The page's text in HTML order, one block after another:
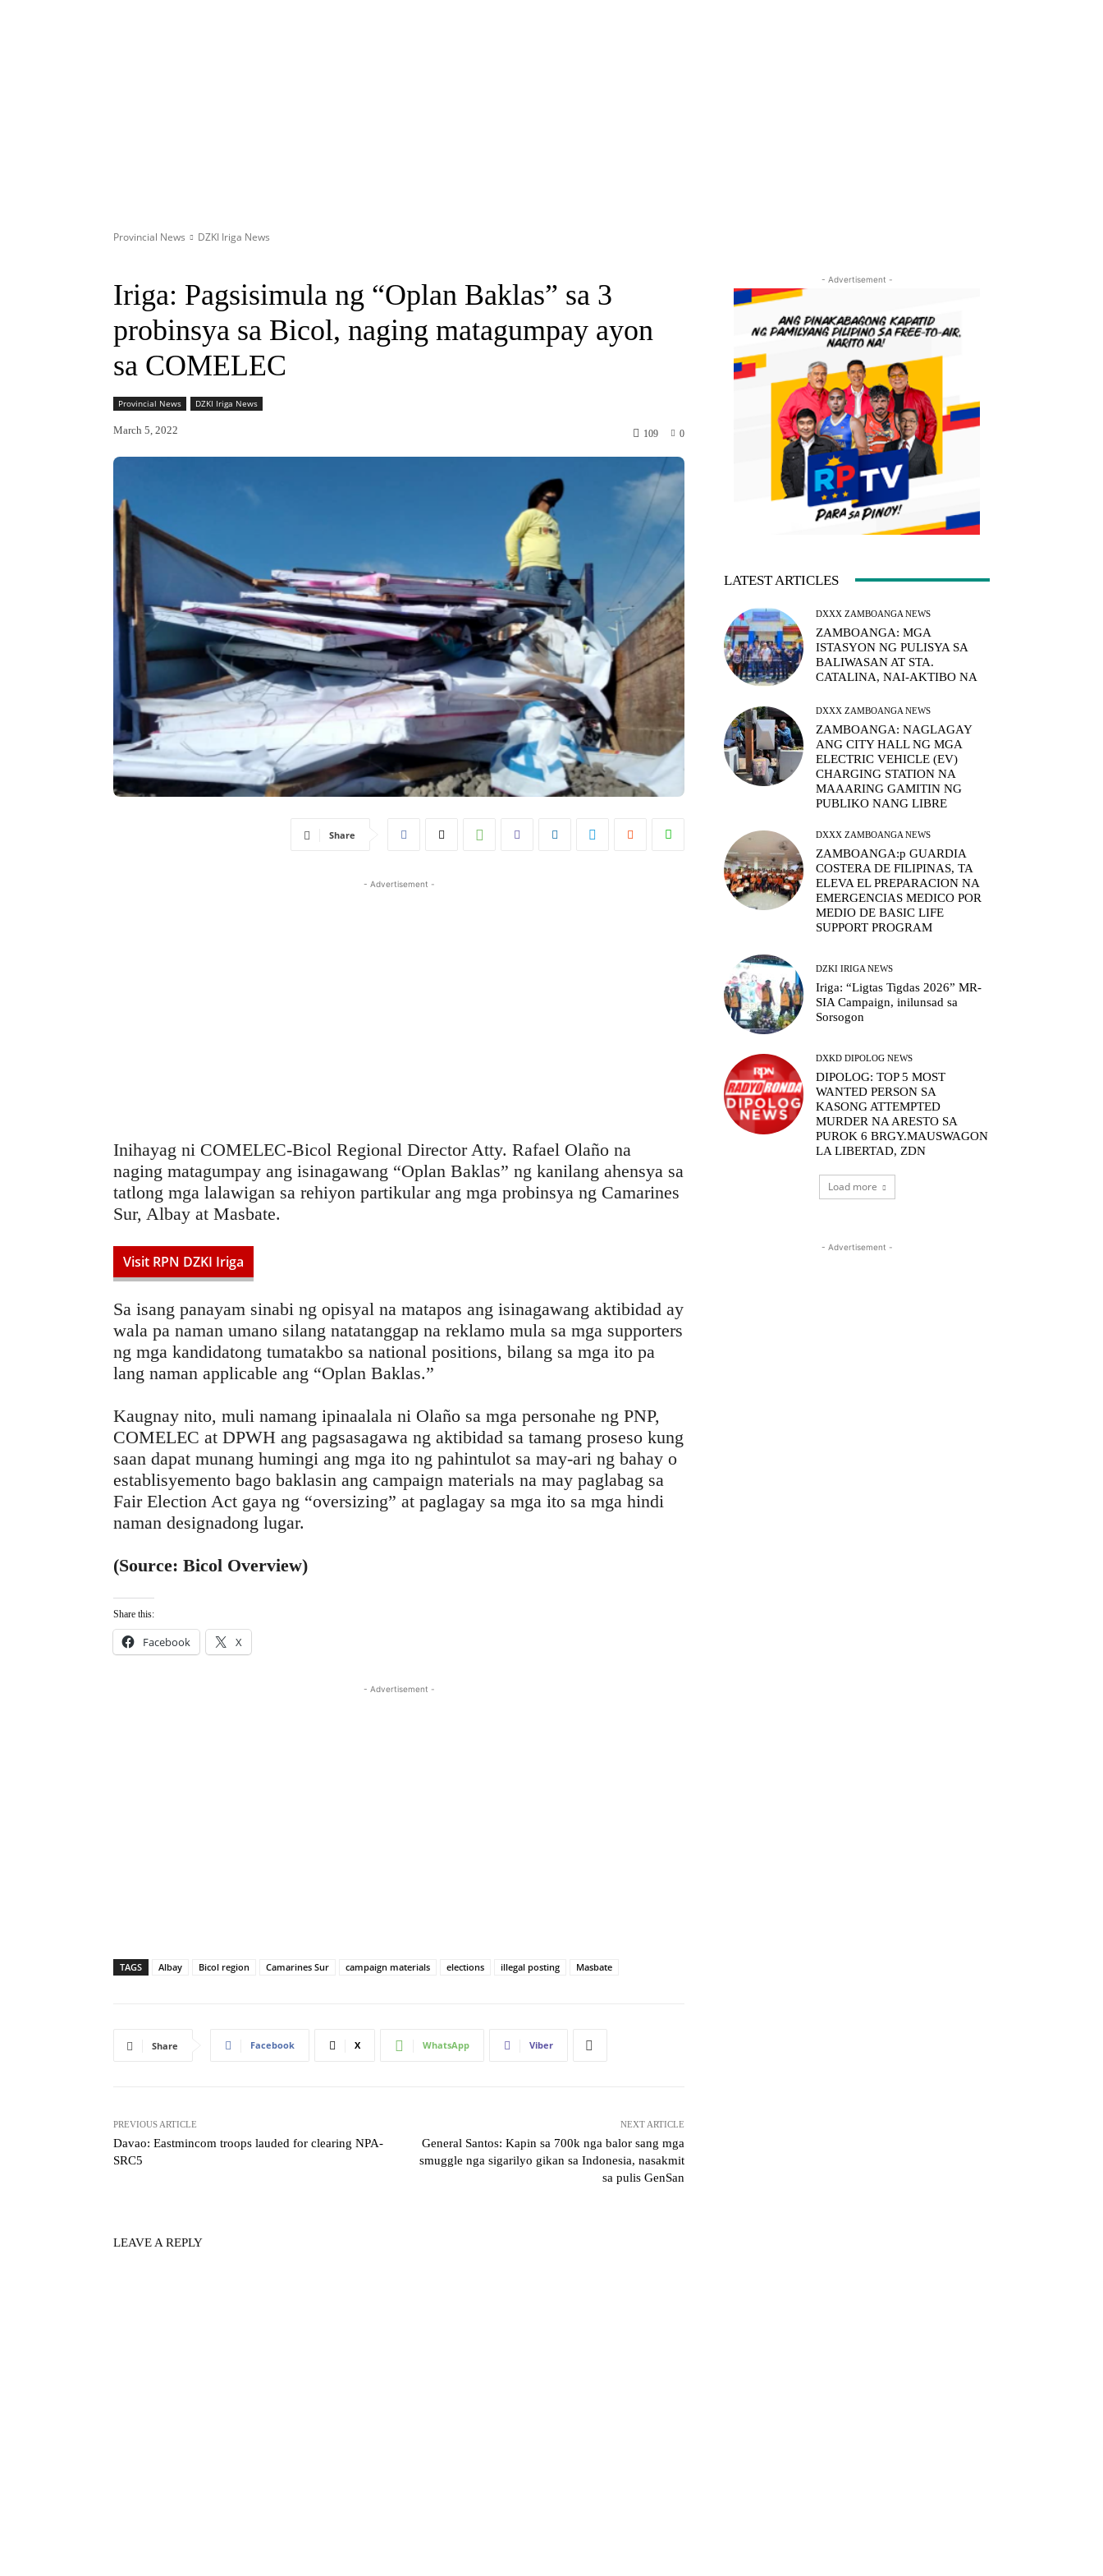
Provincial News DZKI Iriga News
Iriga: Pagsisimula ng “Oplan Baklas” sa 3
probinsya sa Bicol, naging matagumpay ayon
sa COMELEC
Provincial News DZKI Iriga News
March 5, 2022 0
109
Share
- Advertisement -
Inihayag ni COMELEC-Bicol Regional Director Atty. Rafael Olaño na
naging matagumpay ang isinagawang “Oplan Baklas” ng kanilang ahensya sa
tatlong mga lalawigan sa rehiyon partikular ang mga probinsya ng Camarines
Sur, Albay at Masbate.
Visit RPN DZKI Iriga
Sa isang panayam sinabi ng opisyal na matapos ang isinagawang aktibidad ay
wala pa naman umano silang natatanggap na reklamo mula sa mga supporters
ng mga kandidatong tumatakbo sa national positions, bilang sa mga ito pa
lang naman applicable ang “Oplan Baklas.”
Kaugnay nito, muli namang ipinaalala ni Olaño sa mga personahe ng PNP,
COMELEC at DPWH ang pagsasagawa ng aktibidad sa tamang proseso kung
saan dapat munang humingi ang mga ito ng pahintulot sa may-ari ng bahay o
establisyemento bago baklasin ang campaign materials na may paglabag sa
Fair Election Act gaya ng “oversizing” at paglagay sa mga ito sa mga hindi
naman designadong lugar.
(Source: Bicol Overview)
Share this:
Facebook X
- Advertisement -
TAGS Albay Bicol region Camarines Sur campaign materials elections illegal posting Masbate
Share Facebook X WhatsApp Viber
PREVIOUS ARTICLE
Davao: Eastmincom troops lauded for clearing NPA-
SRC5
NEXT ARTICLE
General Santos: Kapin sa 700k nga balor sang mga
smuggle nga sigarilyo gikan sa Indonesia, nasakmit
sa pulis GenSan
LEAVE A REPLY
- Advertisement -
LATEST ARTICLES
DXXX ZAMBOANGA NEWS
ZAMBOANGA: MGA
ISTASYON NG PULISYA SA
BALIWASAN AT STA.
CATALINA, NAI-AKTIBO NA
DXXX ZAMBOANGA NEWS
ZAMBOANGA: NAGLAGAY
ANG CITY HALL NG MGA
ELECTRIC VEHICLE (EV)
CHARGING STATION NA
MAAARING GAMITIN NG
PUBLIKO NANG LIBRE
DXXX ZAMBOANGA NEWS
ZAMBOANGA:p GUARDIA
COSTERA DE FILIPINAS, TA
ELEVA EL PREPARACION NA
EMERGENCIAS MEDICO POR
MEDIO DE BASIC LIFE
SUPPORT PROGRAM
DZKI IRIGA NEWS
Iriga: “Ligtas Tigdas 2026” MR-
SIA Campaign, inilunsad sa
Sorsogon
DXKD DIPOLOG NEWS
DIPOLOG: TOP 5 MOST
WANTED PERSON SA
KASONG ATTEMPTED
MURDER NA ARESTO SA
PUROK 6 BRGY.MAUSWAGON
LA LIBERTAD, ZDN
Load more
- Advertisement -